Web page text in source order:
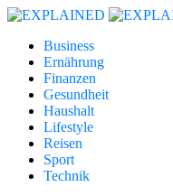
Business
Ernährung
Finanzen
Gesundheit
Haushalt
Lifestyle
Reisen
Sport
Technik